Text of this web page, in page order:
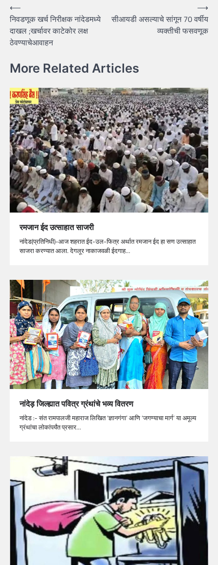
Post
navigation
⟵
निवडणूक खर्च निरीक्षक नांदेडमध्ये
दाखल ;खर्चावर काटेकोर लक्ष
ठेवण्याचेआवाहन
सीआयडी असल्याचे सांगून 70 वर्षीय
व्यक्तीची फसवणूक
⟶
More Related Articles
रमजान ईद उत्साहात साजरी
नांदेड(प्रतिनिधी)-आज शहरात ईद-उल-फित्र अर्थात रमजान ईद हा सण उत्साहात
साजरा करण्यात आला. देगलूर नाकाजवळी ईदगाह…
नांदेड़ जिल्ह्यात पवित्र ग्रंथांचे भव्य वितरण
नांदेड :- संत रामपालजी महाराज लिखित ‘ज्ञानगंगा’ आणि ‘जगण्याचा मार्ग’ या अमूल्य
ग्रंथांचा लोकांपर्यंत प्रसार…